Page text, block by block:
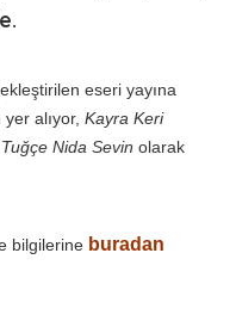
eseri yayına
alıyor, Kayra Keri
Tuğçe Nida Sevin olarak
bilgilerine buradan